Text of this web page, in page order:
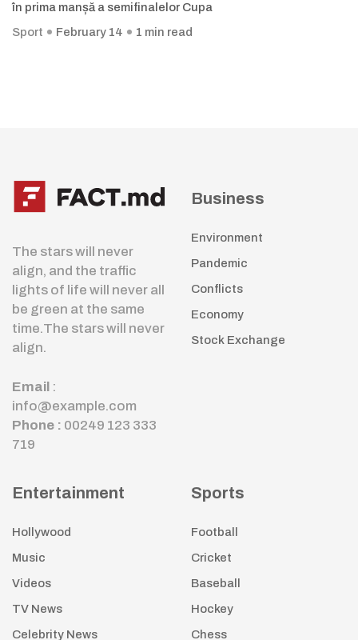
în prima manșă a semifinalelor Cupa
Sport
February 14 1 min read
The stars will never
align, and the traffic
lights of life will never all
be green at the same
time.The stars will never
align.
Email :
info@example.com
Phone : 00249 123 333
719
Business
Environment
Pandemic
Conflicts
Economy
Stock Exchange
Entertainment
Hollywood
Music
Videos
TV News
Celebrity News
Sports
Football
Cricket
Baseball
Hockey
Chess